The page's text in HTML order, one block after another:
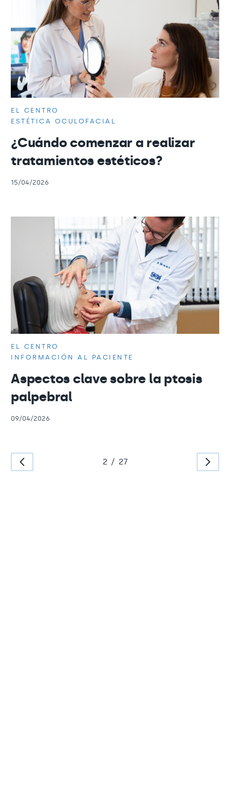
EL CENTRO
ESTÉTICA OCULOFACIAL
¿Cuándo comenzar a realizar
tratamientos estéticos?
15/04/2026
EL CENTRO
INFORMACIÓN AL PACIENTE
Aspectos clave sobre la ptosis
palpebral
09/04/2026
2 / 27